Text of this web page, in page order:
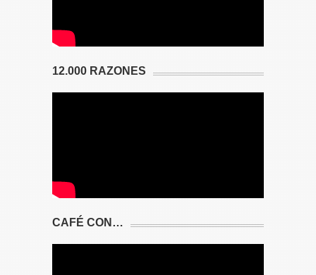
12.000 RAZONES
CAFÉ CON…